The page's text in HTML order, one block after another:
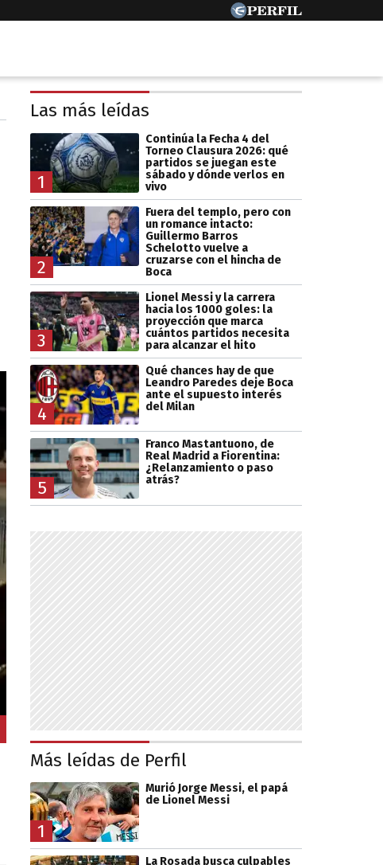
Las más leídas
1
Continúa la Fecha 4 del
Torneo Clausura 2026: qué
partidos se juegan este
sábado y dónde verlos en
vivo
2
Fuera del templo, pero con
un romance intacto:
Guillermo Barros
Schelotto vuelve a
cruzarse con el hincha de
Boca
3
Lionel Messi y la carrera
hacia los 1000 goles: la
proyección que marca
cuántos partidos necesita
para alcanzar el hito
4
Qué chances hay de que
Leandro Paredes deje Boca
ante el supuesto interés
del Milan
5
Franco Mastantuono, de
Real Madrid a Fiorentina:
¿Relanzamiento o paso
atrás?
Más leídas de Perfil
1
Murió Jorge Messi, el papá
de Lionel Messi
La Rosada busca culpables